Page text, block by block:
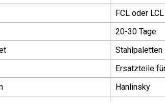
FCL oder
20-30 Tage
Stahlpaletten
Ersatzteile
Hanlinsky